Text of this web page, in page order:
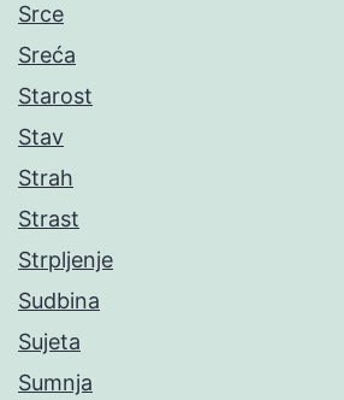
Srce
Sreća
Starost
Stav
Strah
Strast
Strpljenje
Sudbina
Sujeta
Sumnja